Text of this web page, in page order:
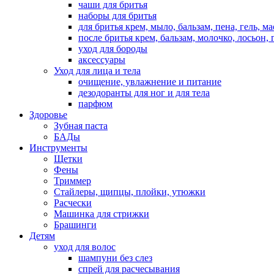
чаши для бритья
наборы для бритья
для бритья крем, мыло, бальзам, пена, гель,
после бритья крем, бальзам, молочко, лосьон,
уход для бороды
аксессуары
Уход для лица и тела
очищение, увлажнение и питание
дезодоранты для ног и для тела
парфюм
Здоровье
Зубная паста
БАДы
Инструменты
Щетки
Фены
Триммер
Стайлеры, щипцы, плойки, утюжки
Расчески
Машинка для стрижки
Брашинги
Детям
уход для волос
шампуни без слез
спрей для расчесывания